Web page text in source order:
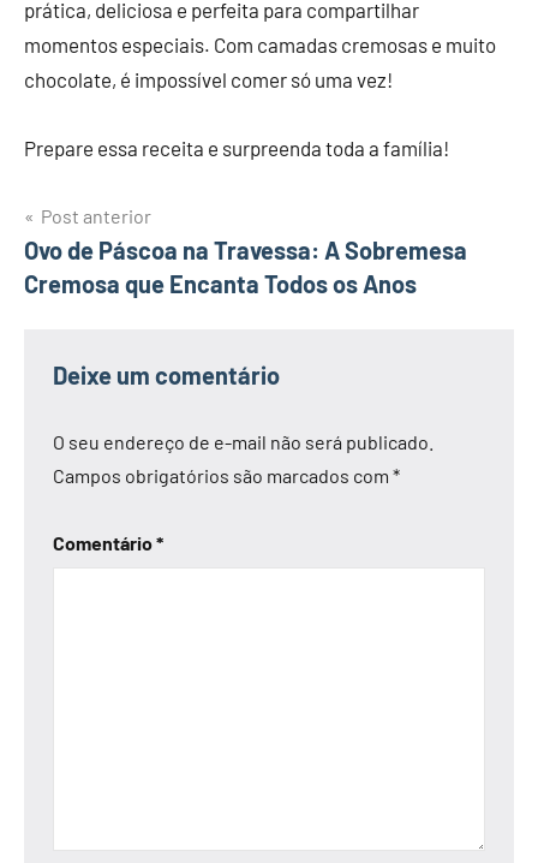
prática, deliciosa e perfeita para compartilhar
momentos especiais. Com camadas cremosas e muito
chocolate, é impossível comer só uma vez!
Prepare essa receita e surpreenda toda a família!
Navegação
de
Post anterior
Ovo de Páscoa na Travessa: A Sobremesa
Cremosa que Encanta Todos os Anos
Deixe um comentário
O seu endereço de e-mail não será publicado.
Campos obrigatórios são marcados com *
Comentário*